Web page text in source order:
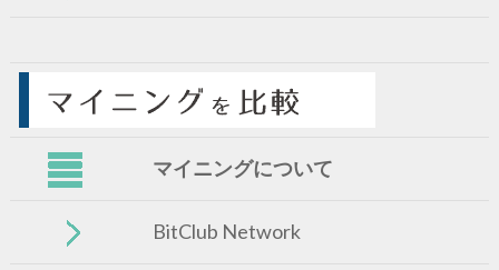
マイニングについて
BitClub Network